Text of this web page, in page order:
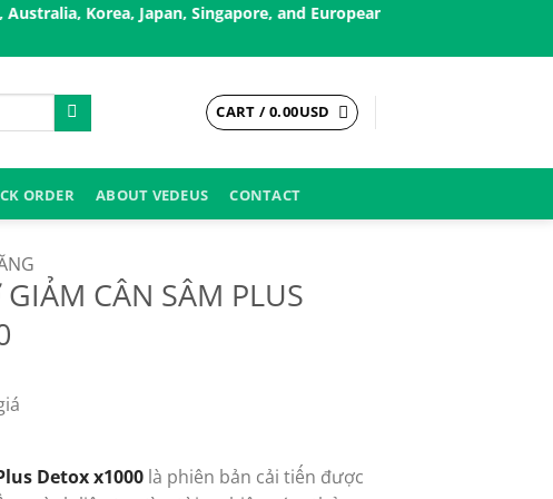
Japan, Singapore, and European countries, ..✨
CART /0.00USD
ORDER ABOUT VEDEUS CONTACT
CÂN SÂM PLUS
Detox x1000 là phiên bản cải tiến được